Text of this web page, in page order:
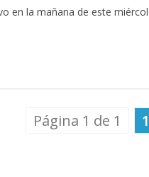
en la mañana de este
Página 1 de 1 1